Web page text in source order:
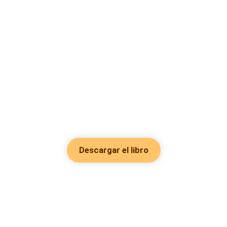
Descargar el libro